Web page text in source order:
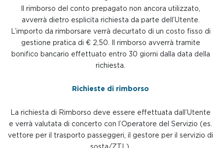
Il rimborso del conto prepagato non ancora utilizzato,
avverrà dietro esplicita richiesta da parte dell’Utente.
L’importo da rimborsare verrà decurtato di un costo fisso di
gestione pratica di € 2,50. Il rimborso avverrà tramite
bonifico bancario effettuato entro 30 giorni dalla data della
richiesta.
Richieste di rimborso
La richiesta di Rimborso deve essere effettuata dall’Utente
e verrà valutata di concerto con l’Operatore del Servizio (es.
vettore per il trasporto passeggeri, il gestore per il servizio di
sosta/ZTL).